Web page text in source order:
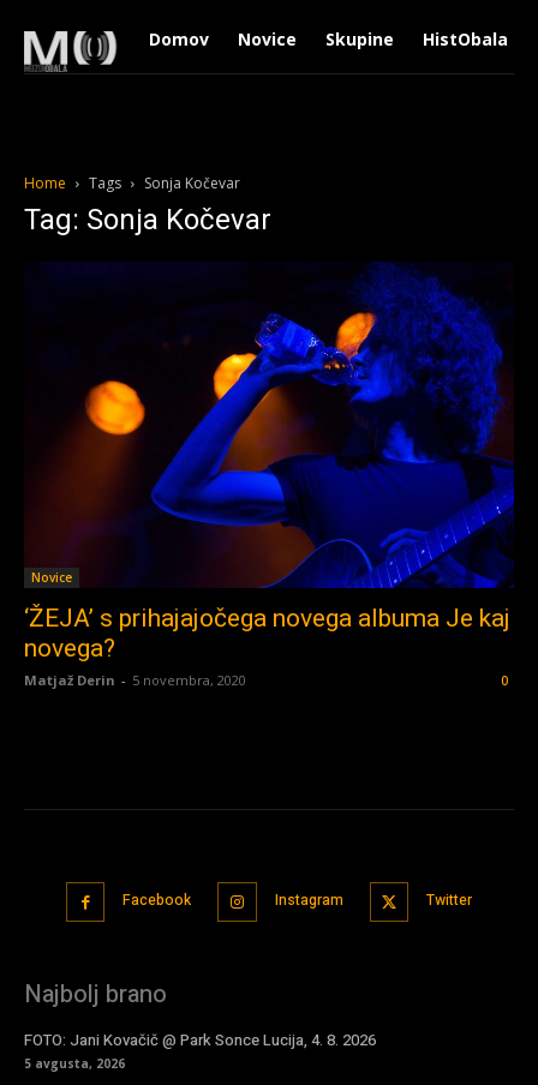
Domov Novice Skupine HistObala
Home Tags Sonja Kočevar
Tag: Sonja Kočevar
Novice
‘ŽEJA’ s prihajajočega novega albuma Je kaj
novega?
Matjaž Derin - 5 novembra, 2020 0
Facebook Instagram Twitter
Najbolj brano
FOTO: Jani Kovačič @ Park Sonce Lucija, 4. 8. 2026
5 avgusta, 2026